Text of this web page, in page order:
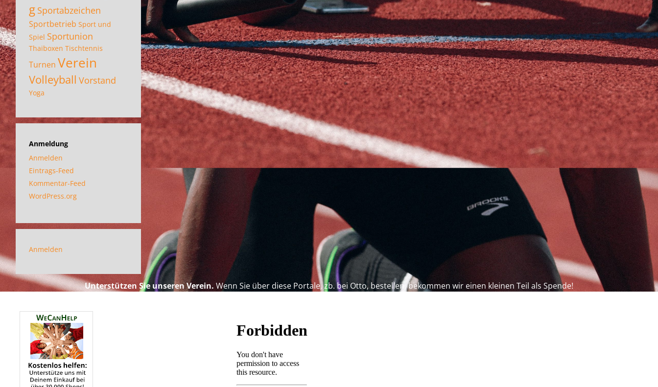
g Sportabzeichen
Sportbetrieb Sport und
Spiel Sportunion
Thaiboxen Tischtennis
Turnen Verein
Volleyball Vorstand
Yoga
Anmeldung
Anmelden
Eintrags-Feed
Kommentar-Feed
WordPress.org
Anmelden
Unterstützen Sie unseren Verein. Wenn Sie über diese Portale, zb. bei Otto, bestellen, bekommen wir einen kleinen Teil als Spende!